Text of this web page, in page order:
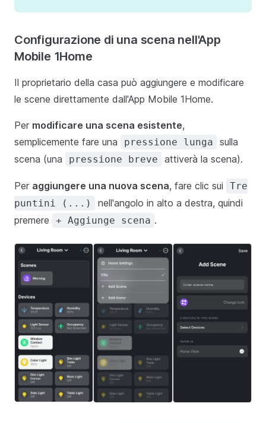
Configurazione di una scena nell'App
Mobile 1Home
Il proprietario della casa può aggiungere e modificare
le scene direttamente dall'App Mobile 1Home.
Per modificare una scena esistente,
semplicemente fare una
pressione lunga
sulla
scena (una
pressione breve attiverà la scena).
Per aggiungere una nuova scena, fare clic sui
Tre
puntini (...)
nell'angolo in alto a destra, quindi
premere
+ Aggiunge scena .